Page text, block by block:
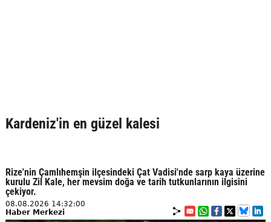
Kardeniz'in en güzel kalesi
Rize'nin Çamlıhemşin ilçesindeki Çat Vadisi'nde sarp kaya üzerine
kurulu Zil Kale, her mevsim doğa ve tarih tutkunlarının ilgisini
çekiyor.
08.08.2026 14:32:00
Haber Merkezi